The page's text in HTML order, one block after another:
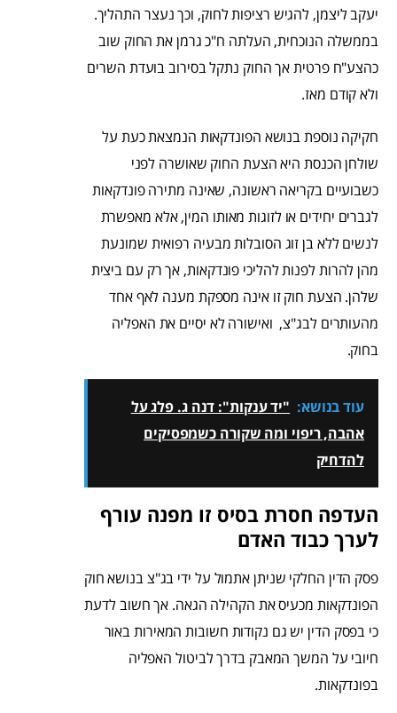
יעקב ליצמן, להגיש רציפות לחוק, וכך נעצר התהליך.
בממשלה הנוכחית, העלתה ח"כ גרמן את החוק שוב
כהצע"ח פרטית אך החוק נתקל בסירוב בועדת השרים
ולא קודם מאז.
חקיקה נוספת בנושא הפונדקאות הנמצאת כעת על
שולחן הכנסת היא הצעת החוק שאושרה לפני
כשבועיים בקריאה ראשונה, שאינה מתירה פונדקאות
לגברים יחידים או לזוגות מאותו המין, אלא מאפשרת
לנשים ללא בן זוג הסובלות מבעיה רפואית שמונעת
מהן להרות לפנות להליכי פונדקאות, אך רק עם ביצית
שלהן. הצעת חוק זו אינה מספקת מענה לאף אחד
מהעותרים לבג"צ, ואישורה לא יסיים את האפליה
בחוק.
עוד בנושא: "יד ענקות": דנה ג. פלג על
אהבה, ריפוי ומה שקורה כשמפסיקים
להדחיק
העדפה חסרת בסיס זו מפנה עורף
לערך כבוד האדם
פסק הדין החלקי שניתן אתמול על ידי בג"צ בנושא חוק
הפונדקאות מכעיס את הקהילה הגאה. אך חשוב לדעת
כי בפסק הדין יש גם נקודות חשובות המאירות באור
חיובי על המשך המאבק בדרך לביטול האפליה
בפונדקאות.